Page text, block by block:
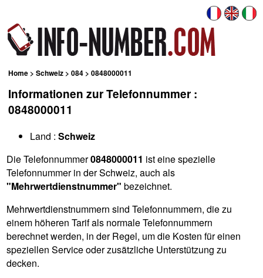
Home >Schweiz >084 > 0848000011
Informationen zur Telefonnummer :
0848000011
Land :Schweiz
Die Telefonnummer0848000011 ist eine spezielle
Telefonnummer in der Schweiz, auch als
"Mehrwertdienstnummer" bezeichnet.
Mehrwertdienstnummern sind Telefonnummern, die zu
einem höheren Tarif als normale Telefonnummern
berechnet werden, in der Regel, um die Kosten für einen
speziellen Service oder zusätzliche Unterstützung zu
decken.